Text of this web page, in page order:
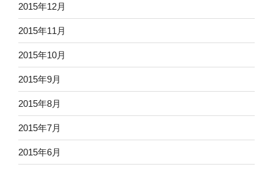
2015年12月
2015年11月
2015年10月
2015年9月
2015年8月
2015年7月
2015年6月